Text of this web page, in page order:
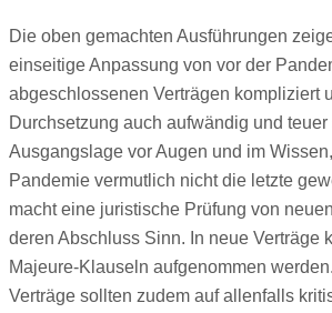
Die oben gemachten Ausführungen
einseitige Anpassung von vor der
abgeschlossenen Verträgen kompliziert
Durchsetzung auch aufwändig und
Ausgangslage vor Augen und im
Pandemie vermutlich nicht die letzte
macht eine juristische Prüfung von
deren Abschluss Sinn. In neue Verträge
Majeure-Klauseln aufgenommen
Verträge sollten zudem auf allenfalls